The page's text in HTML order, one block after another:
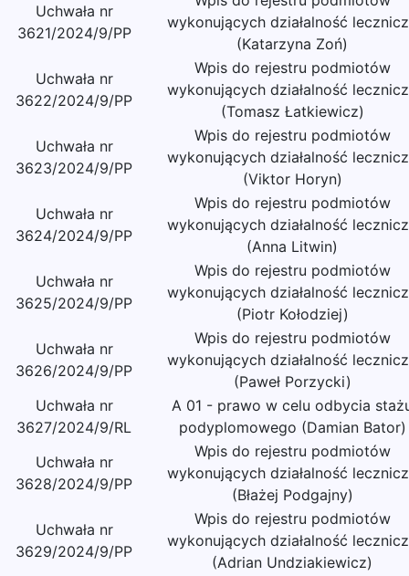
Uchwała nr
3621/2024/9/PP
wykonujących działalność
(Katarzyna Zoń)
Uchwała nr
3622/2024/9/PP
Wpis do rejestru podmiotów
wykonujących działalność
(Tomasz Łatkiewicz)
Uchwała nr
3623/2024/9/PP
Wpis do rejestru podmiotów
wykonujących działalność
(Viktor Horyn)
Uchwała nr
3624/2024/9/PP
Wpis do rejestru podmiotów
wykonujących działalność
(Anna Litwin)
Uchwała nr
3625/2024/9/PP
Wpis do rejestru podmiotów
wykonujących działalność
(Piotr Kołodziej)
Uchwała nr
3626/2024/9/PP
Wpis do rejestru podmiotów
wykonujących działalność
(Paweł Porzycki)
Uchwała nr
3627/2024/9/RL
A 01 - prawo w celu odbycia
podyplomowego (Damian Bator)
Uchwała nr
3628/2024/9/PP
Wpis do rejestru podmiotów
wykonujących działalność
(Błażej Podgajny)
Uchwała nr
3629/2024/9/PP
Wpis do rejestru podmiotów
wykonujących działalność
(Adrian Undziakiewicz)